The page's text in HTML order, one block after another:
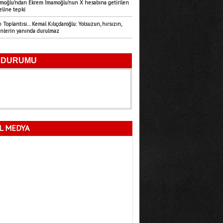
Emre Türk
11.07.2026
Mersin’in Sessiz Felaketi
Fatma Lalecan
11.09.2025
Ekrem İmamoğlu’nun X hesabına getirilen
tepki
Kemal Kılıçdaroğlu: Yolsuzun, hırsızın,
yanında durulmaz
MEDYA